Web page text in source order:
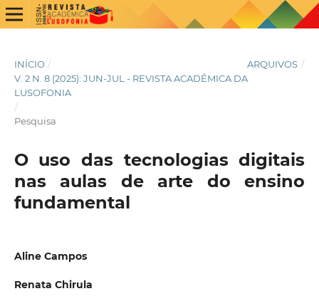
INÍCIO / ARQUIVOS /
V. 2 N. 8 (2025): JUN-JUL - REVISTA ACADÊMICA DA
LUSOFONIA
/
Pesquisa
O uso das tecnologias digitais
nas aulas de arte do ensino
fundamental
Aline Campos
Renata Chirula